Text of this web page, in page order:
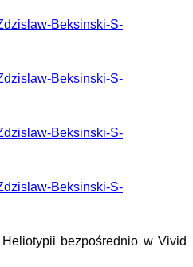
bezpośrednio w Vivid